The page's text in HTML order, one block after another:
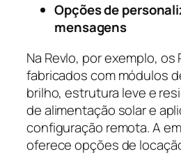
Opções de
mensagens
Na Revlo, por exemplo, os
fabricados com módulos
brilho, estrutura leve e
de alimentação solar e
configuração remota. A
oferece opções de